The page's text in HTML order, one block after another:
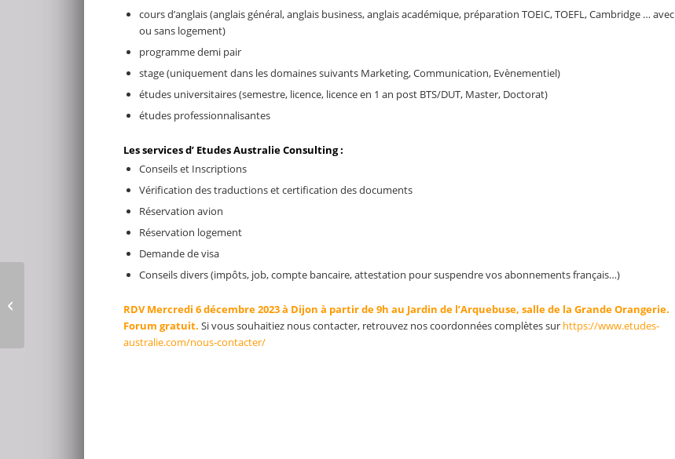
cours d’anglais (anglais général, anglais business, anglais académique, préparation TOEIC, TOEFL, Cambridge … avec
ou sans logement)
programme demi pair
stage (uniquement dans les domaines suivants Marketing, Communication, Evènementiel)
études universitaires (semestre, licence, licence en 1 an post BTS/DUT, Master, Doctorat)
études professionnalisantes
Les services d’ Etudes Australie Consulting :
Conseils et Inscriptions
Vérification des traductions et certification des documents
Réservation avion
Réservation logement
Demande de visa
Conseils divers (impôts, job, compte bancaire, attestation pour suspendre vos abonnements français…)
RDV Mercredi 6 décembre 2023 à Dijon à partir de 9h au Jardin de l’Arquebuse, salle de la Grande Orangerie.
Forum gratuit. Si vous souhaitiez nous contacter, retrouvez nos coordonnées complètes sur https://www.etudes-
australie.com/nous-contacter/
Etudier dans l’hôtellerie
Australie ou Nouvelle-